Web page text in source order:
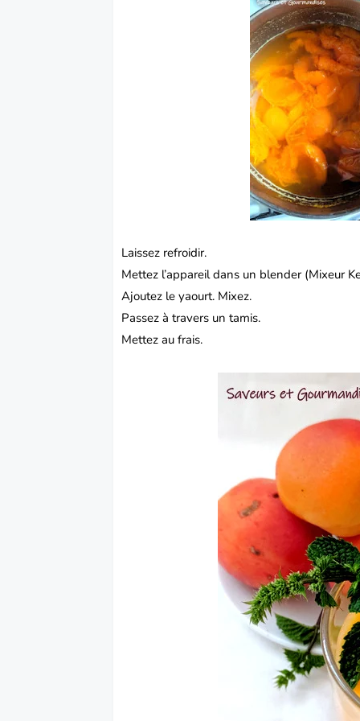
Laissez refroidir.
Mettez l’appareil dans un blender (Mixeur
Ajoutez le yaourt. Mixez.
Passez à travers un tamis.
Mettez au frais.